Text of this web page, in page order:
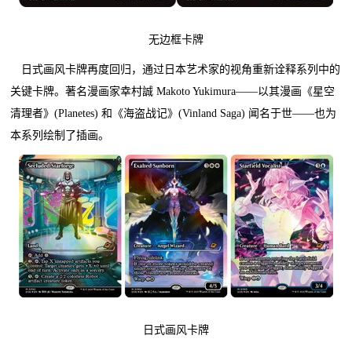
无边框卡牌
日式画风卡牌再度回归，通过日本艺术家的视角重新诠释系列中的
关键卡牌。著名漫画家幸村誠 Makoto Yukimura——以其漫画《星空
清理者》(Planetes) 和《海盗战记》(Vinland Saga) 闻名于世——也为
本系列绘制了插画。
日式画风卡牌